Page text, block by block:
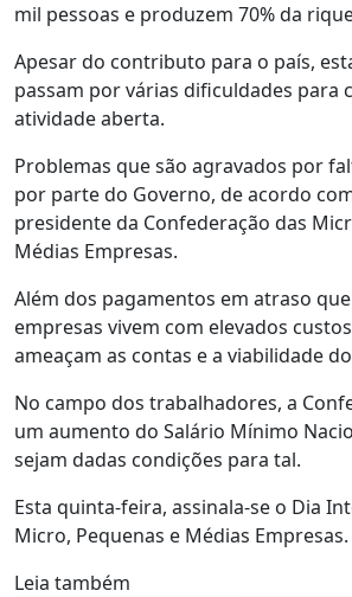
mil pessoas e produzem 70% da
Apesar do contributo para o país,
passam por várias dificuldades para
atividade aberta.
Problemas que são agravados por
por parte do Governo, de acordo
presidente da Confederação das
Médias Empresas.
Além dos pagamentos em atraso
empresas vivem com elevados
ameaçam as contas e a viabilidade
No campo dos trabalhadores, a
um aumento do Salário Mínimo
sejam dadas condições para tal.
Esta quinta-feira, assinala-se o Dia
Micro, Pequenas e Médias Empresas.
Leia também